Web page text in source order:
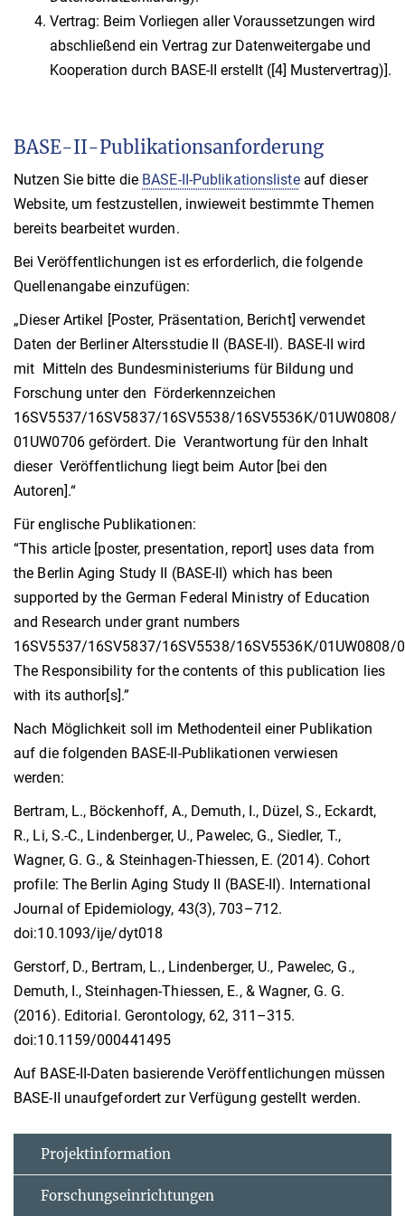
Vertrag: Beim Vorliegen aller Voraussetzungen wird
abschließend ein Vertrag zur Datenweitergabe und
Kooperation durch BASE-II erstellt ([4] Mustervertrag)].
BASE-II-Publikationsanforderung
Nutzen Sie bitte die BASE-II-Publikationslisteauf dieser
Website, um festzustellen, inwieweit bestimmte Themen
bereits bearbeitet wurden.
Bei Veröffentlichungen ist es erforderlich, die folgende
Quellenangabe einzufügen:
„Dieser Artikel [Poster, Präsentation, Bericht] verwendet
Daten der Berliner Altersstudie II (BASE-II). BASE-II wird
mit Mitteln des Bundesministeriums für Bildung und
Forschung unter den Förderkennzeichen
16SV5537/16SV5837/16SV5538/16SV5536K/01UW0808/
01UW0706 gefördert. Die Verantwortung für den Inhalt
dieser Veröffentlichung liegt beim Autor [bei den
Autoren].“
Für englische Publikationen:
“This article [poster, presentation, report] uses data from
the Berlin Aging Study II (BASE-II) which has been
supported by the German Federal Ministry of Education
and Research under grant numbers
16SV5537/16SV5837/16SV5538/16SV5536K/01UW0808/
The Responsibility for the contents of this publication lies
with its author[s].”
Nach Möglichkeit soll im Methodenteil einer Publikation
auf die folgenden BASE-II-Publikationen verwiesen
werden:
Bertram, L., Böckenhoff, A., Demuth, I., Düzel, S., Eckardt,
R., Li, S.-C., Lindenberger, U., Pawelec, G., Siedler, T.,
Wagner, G. G., & Steinhagen-Thiessen, E. (2014). Cohort
profile: The Berlin Aging Study II (BASE-II). International
Journal of Epidemiology, 43(3), 703–712.
doi:10.1093/ije/dyt018
Gerstorf, D., Bertram, L., Lindenberger, U., Pawelec, G.,
Demuth, I., Steinhagen-Thiessen, E., & Wagner, G. G.
(2016). Editorial. Gerontology, 62, 311–315.
doi:10.1159/000441495
Auf BASE-II-Daten basierende Veröffentlichungen müssen
BASE-II unaufgefordert zur Verfügung gestellt werden.
Projektinformation
Forschungseinrichtungen